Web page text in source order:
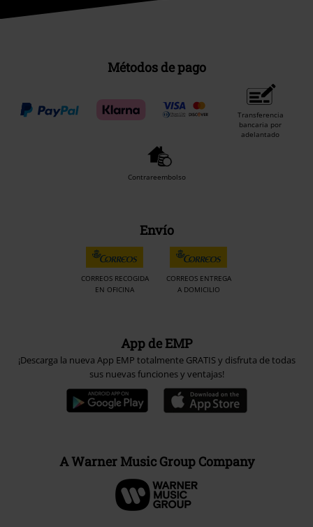
Métodos de pago
Transferencia
bancaria por
adelantado
Contrareembolso
Envío
CORREOS RECOGIDA
EN OFICINA
CORREOS ENTREGA
A DOMICILIO
App de EMP
¡Descarga la nueva App EMP totalmente GRATIS y disfruta de todas
sus nuevas funciones y ventajas!
A Warner Music Group Company